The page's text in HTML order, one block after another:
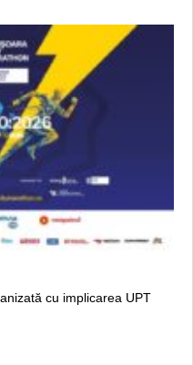
cu implicarea UPT